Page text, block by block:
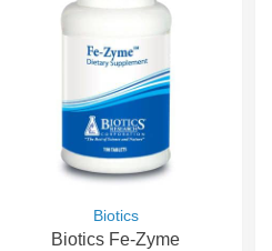
Biotics
Biotics Fe-Zyme